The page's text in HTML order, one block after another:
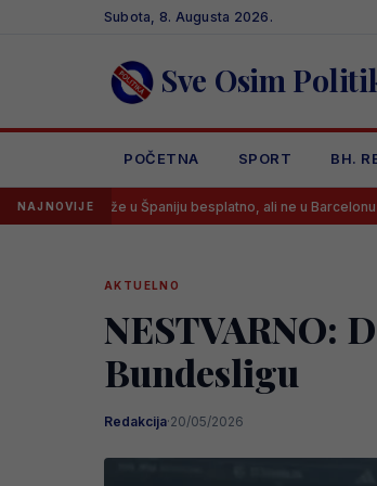
Subota, 8. Augusta 2026.
Sve Osim
POČETNA SPORT BH.
NAJNOVIJE
u Španiju besplatno, ali ne u Barcelonu Arsenal
AKTUELNO
NESTVARNO:
Bundesligu
Redakcija·20/05/2026